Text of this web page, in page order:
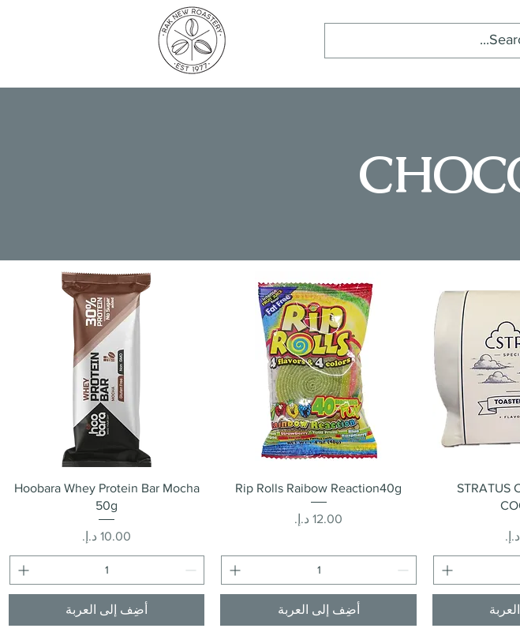
STRATUS
العرض السريع
Rip Rolls Raibow Reaction40g
السعر
أضِف إلى العربة
العرض السريع
Hoobara Whey Protein Bar Mocha
50g
السعر
أضِف إلى العربة